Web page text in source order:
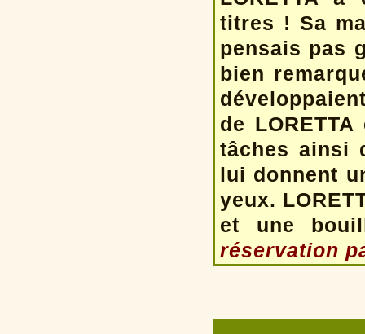
titres ! Sa
pensais pas
bien
de
tâches ainsi
lui donnent
yeux.
et une
réservation